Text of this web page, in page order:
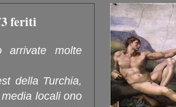
feriti
molte
della Turchia,
locali ono